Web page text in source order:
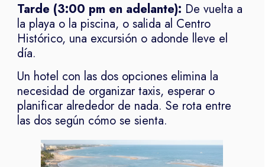
Tarde (3:00 pm en adelante): De vuelta a
la playa o la piscina, o salida al Centro
Histórico, una excursión o adonde lleve el
día.
Un hotel con las dos opciones elimina la
necesidad de organizar taxis, esperar o
planificar alrededor de nada. Se rota entre
las dos según cómo se sienta.